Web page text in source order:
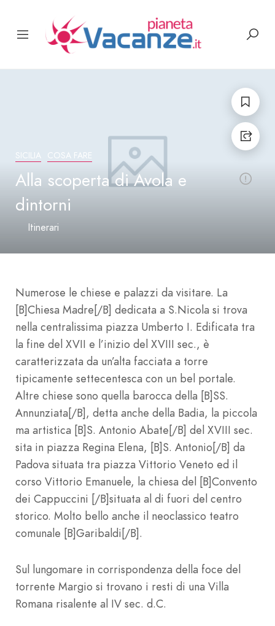
SICILIA COSA FARE
Alla scoperta di Avola e
dintorni
Itinerari
Numerose le chiese e palazzi da visitare. La
[B]Chiesa Madre[/B] dedicata a S.Nicola si trova
nella centralissima piazza Umberto I. Edificata tra
la fine del XVII e l’inizio del XVIII sec., è
caratterizzata da un’alta facciata a torre
tipicamente settecentesca con un bel portale.
Altre chiese sono quella barocca della [B]SS.
Annunziata[/B], detta anche della Badia, la piccola
ma artistica [B]S. Antonio Abate[/B] del XVIII sec.
sita in piazza Regina Elena, [B]S. Antonio[/B] da
Padova situata tra piazza Vittorio Veneto ed il
corso Vittorio Emanuele, la chiesa del [B]Convento
dei Cappuccini [/B]situata al di fuori del centro
storico. Molto bello anche il neoclassico teatro
comunale [B]Garibaldi[/B].
Sul lungomare in corrispondenza della foce del
torrente Margio si trovano i resti di una Villa
Romana risalente al IV sec. d.C.